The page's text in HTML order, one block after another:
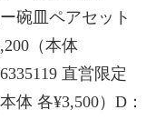
碗皿ペアセット
（本体
直営限定
体 各¥3,500）D：